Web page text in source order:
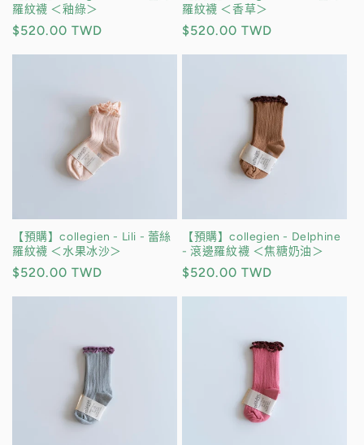
羅紋襪 ＜釉綠＞
定
$520.00 TWD
羅紋襪 ＜香草＞
定
$520.00 TWD
【預購】collegien - Lili - 蕾絲
羅紋襪 ＜水果冰沙＞
定
$520.00 TWD
【預購】collegien - Delphine
- 滾邊羅紋襪 ＜焦糖奶油＞
定
$520.00 TWD